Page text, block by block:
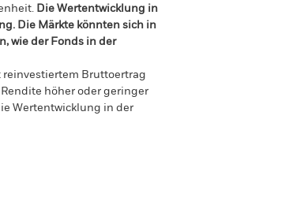
Die Wertentwicklung in
Die Märkte könnten sich in
wie der Fonds in der
reinvestiertem Bruttoertrag
höher oder geringer
Wertentwicklung in der